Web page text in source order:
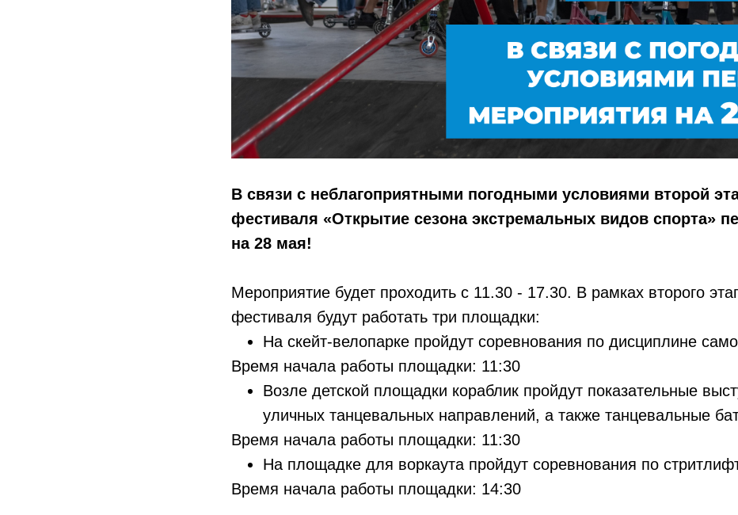
В связи с неблагоприятными погодными условиями второй
фестиваля «Открытие сезона экстремальных видов спорта»
на 28 мая!
Мероприятие будет проходить с 11.30 - 17.30. В рамках второго
фестиваля будут работать три площадки:
На скейт-велопарке пройдут соревнования по дисциплине
Время начала работы площадки: 11:30
Возле детской площадки кораблик пройдут показательные
уличных танцевальных направлений, а также танцевальные
Время начала работы площадки: 11:30
На площадке для воркаута пройдут соревнования по
Время начала работы площадки: 14:30